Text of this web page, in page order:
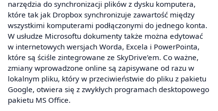
narzędzia do synchronizacji plików z dysku komputera,
które tak jak Dropbox synchronizuje zawartość między
wszystkimi komputerami podłączonymi do jednego konta.
W usłudze Microsoftu dokumenty także można edytować
w internetowych wersjach Worda, Excela i PowerPointa,
które są ściśle zintegrowane ze SkyDrive’em. Co ważne,
zmiany wprowadzone online są zapisywane od razu w
lokalnym pliku, który w przeciwieństwie do pliku z pakietu
Google, otwiera się z zwykłych programach desktopowego
pakietu MS Office.